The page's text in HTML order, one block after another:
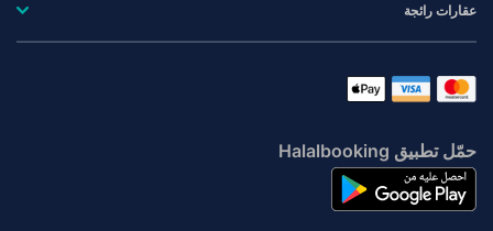
عقارات رائجة
حمّل تطبيق Halalbooking